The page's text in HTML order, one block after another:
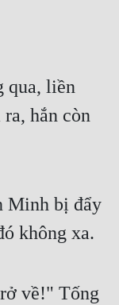
qua, liền
hắn còn
Minh bị đẩy
không xa.
về!" Tống